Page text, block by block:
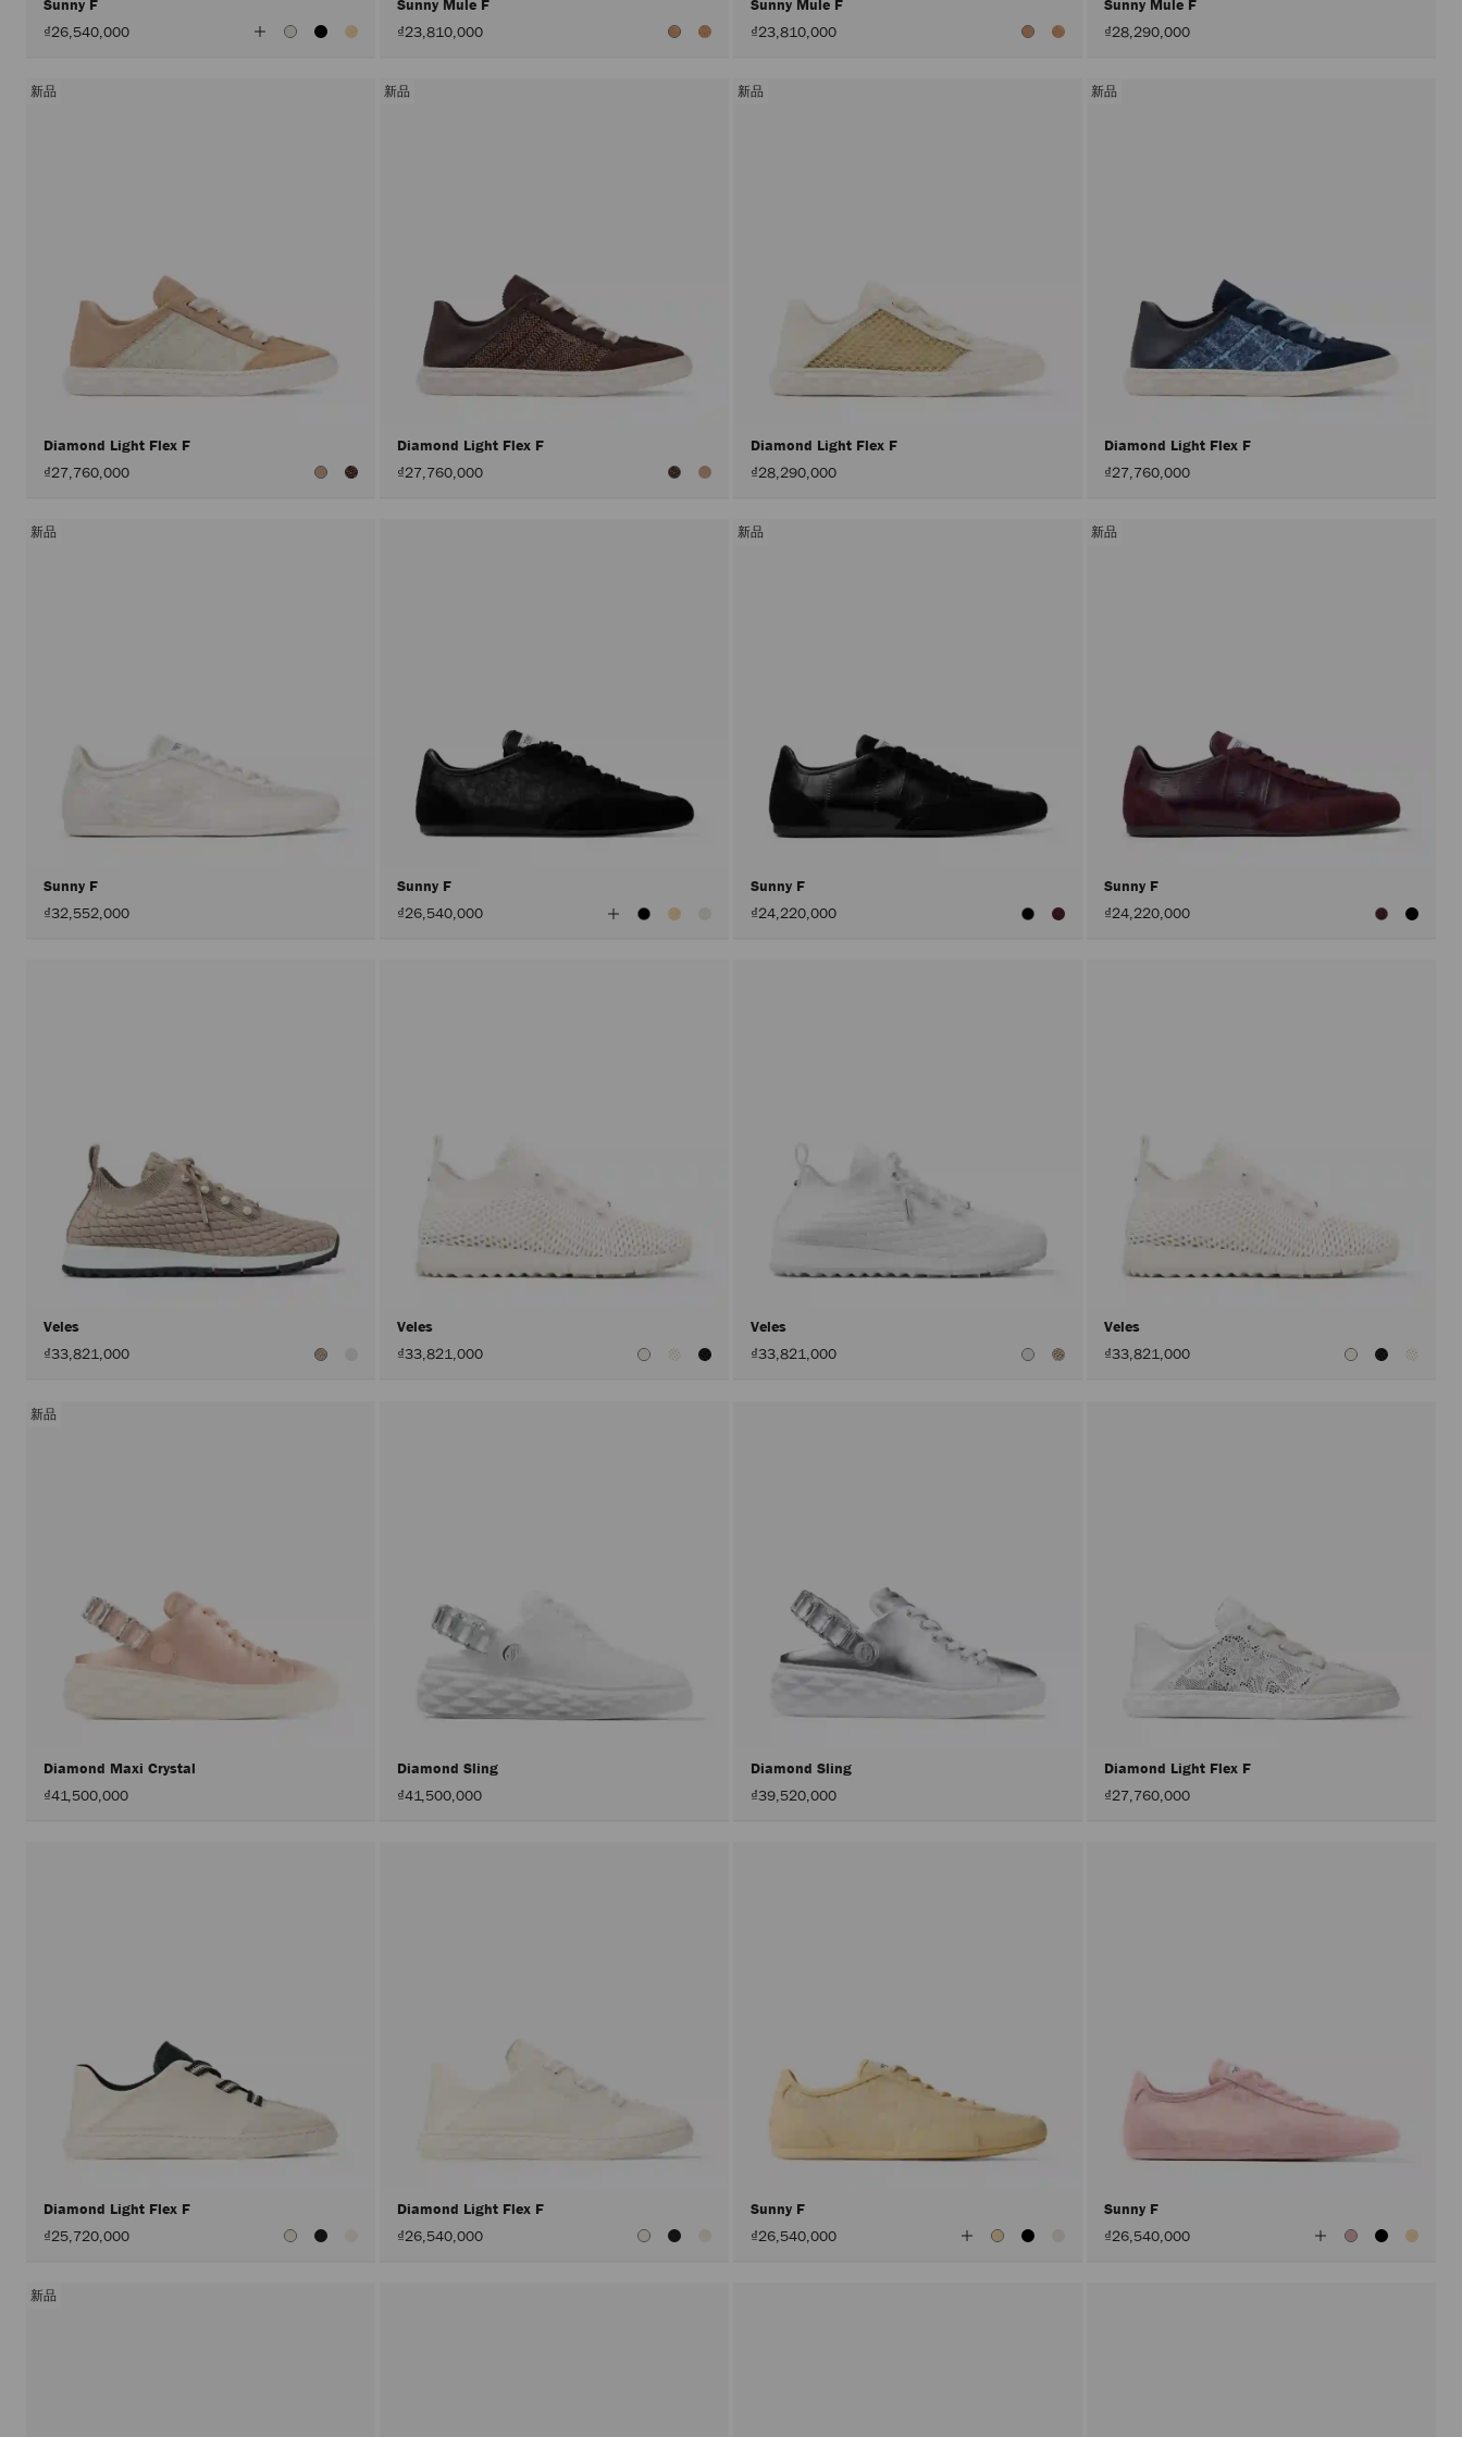
₫26,540,000
查
看
₫23,810,000
₫23,810,000
₫28,290,000
新品
Diamond Light Flex F
₫27,760,000
新品
Diamond Light Flex F
₫27,760,000
新品
Diamond Light Flex F
₫28,290,000
新品
Diamond Light Flex F
₫27,760,000
新品
Sunny F
₫32,552,000
Sunny F
₫26,540,000
查
看
新品
Sunny F
₫24,220,000
新品
Sunny F
₫24,220,000
Veles
₫33,821,000
Veles
₫33,821,000
Veles
₫33,821,000
Veles
₫33,821,000
新品
Diamond Maxi Crystal
₫41,500,000
Diamond Sling
₫41,500,000
Diamond Sling
₫39,520,000
Diamond Light Flex F
₫27,760,000
Diamond Light Flex F
₫25,720,000
Diamond Light Flex F
₫26,540,000
Sunny F
₫26,540,000
查
看
Sunny F
₫26,540,000
查
看
新品